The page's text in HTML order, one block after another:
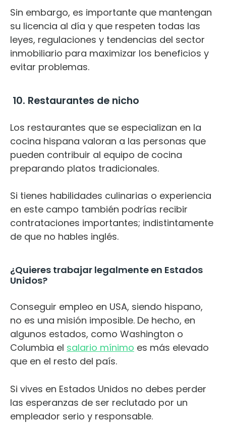
Sin embargo, es importante que mantengan
su licencia al día y que respeten todas las
leyes, regulaciones y tendencias del sector
inmobiliario para maximizar los beneficios y
evitar problemas.
10. Restaurantes de nicho
Los restaurantes que se especializan en la
cocina hispana valoran a las personas que
pueden contribuir al equipo de cocina
preparando platos tradicionales.
Si tienes habilidades culinarias o experiencia
en este campo también podrías recibir
contrataciones importantes; indistintamente
de que no hables inglés.
¿Quieres trabajar legalmente en Estados
Unidos?
Conseguir empleo en USA, siendo hispano,
no es una misión imposible. De hecho, en
algunos estados, como Washington o
Columbia el salario mínimo es más elevado
que en el resto del país.
Si vives en Estados Unidos no debes perder
las esperanzas de ser reclutado por un
empleador serio y responsable.